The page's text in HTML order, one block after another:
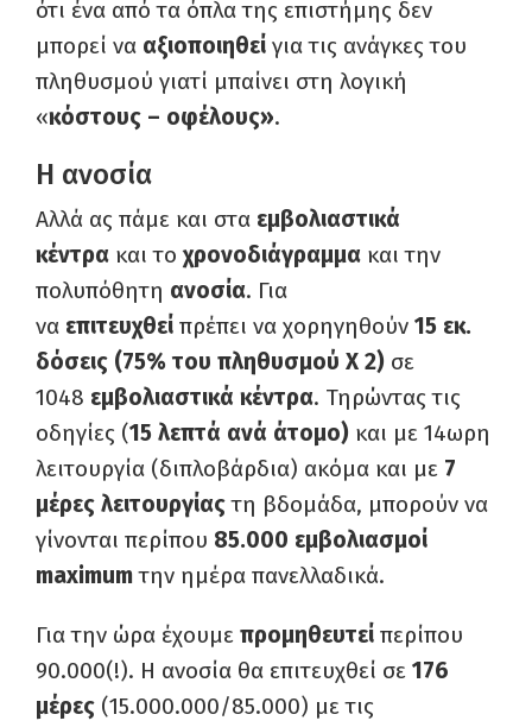
ότι ένα από τα όπλα της επιστήμης δεν
μπορεί να αξιοποιηθεί για τις ανάγκες του
πληθυσμού γιατί μπαίνει στη λογική
«κόστους – οφέλους».
Η ανοσία
Αλλά ας πάμε και στα εμβολιαστικά
κέντρα και τοχρονοδιάγραμμα και την
πολυπόθητη ανοσία. Για
να επιτευχθεί πρέπει να χορηγηθούν 15 εκ.
δόσεις (75% του πληθυσμού Χ 2) σε
1048 εμβολιαστικά κέντρα. Τηρώντας τις
οδηγίες (15 λεπτά ανά άτομο) και με 14ωρη
λειτουργία (διπλοβάρδια) ακόμα και με 7
μέρες λειτουργίαςτη βδομάδα, μπορούν να
γίνονται περίπου 85.000 εμβολιασμοί
maximumτην ημέρα πανελλαδικά.
Για την ώρα έχουμε προμηθευτεί περίπου
90.000(!). Η ανοσία θα επιτευχθεί σε 176
μέρες (15.000.000/85.000) με τις